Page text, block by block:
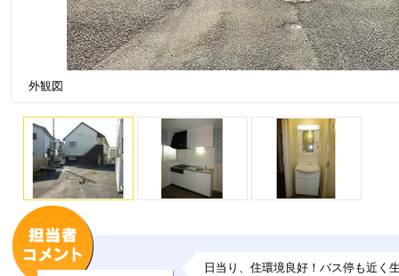
外観図
日当り、住環境良好！バス停も近く